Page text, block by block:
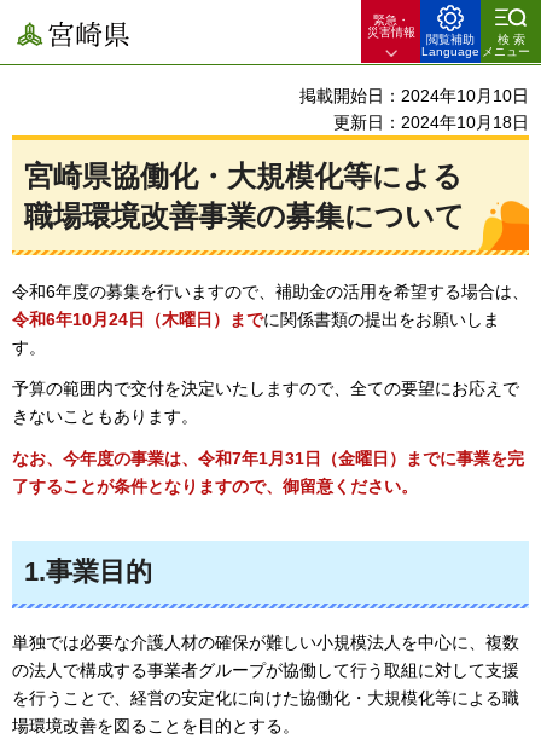
宮崎県
緊急・
災害情報
閲覧補助
Language
検索
メニュー
掲載開始日：2024年10月10日
更新日：2024年10月18日
宮崎県協働化・大規模化等による
職場環境改善事業の募集について
令和6年度の募集を行いますので、補助金の活用を希望する場合は、
令和6年10月24日（木曜日）までに関係書類の提出をお願いしま
す。
予算の範囲内で交付を決定いたしますので、全ての要望にお応えで
きないこともあります。
なお、今年度の事業は、令和7年1月31日（金曜日）までに事業を完
了することが条件となりますので、御留意ください。
1.事業目的
単独では必要な介護人材の確保が難しい小規模法人を中心に、複数
の法人で構成する事業者グループが協働して行う取組に対して支援
を行うことで、経営の安定化に向けた協働化・大規模化等による職
場環境改善を図ることを目的とする。